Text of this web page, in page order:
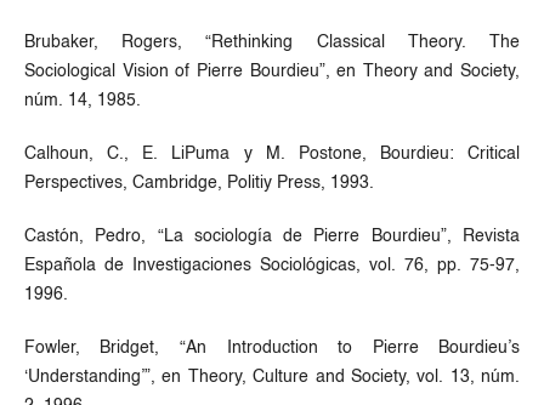
Brubaker, Rogers, “Rethinking Classical Theory. The
Sociological Vision of Pierre Bourdieu”, en Theory and Society,
núm. 14, 1985.
Calhoun, C., E. LiPuma y M. Postone, Bourdieu: Critical
Perspectives, Cambridge, Politiy Press, 1993.
Castón, Pedro, “La sociología de Pierre Bourdieu”, Revista
Española de Investigaciones Sociológicas, vol. 76, pp. 75-97,
1996.
Fowler, Bridget, “An Introduction to Pierre Bourdieu’s
‘Understanding’”, en Theory, Culture and Society, vol. 13, núm.